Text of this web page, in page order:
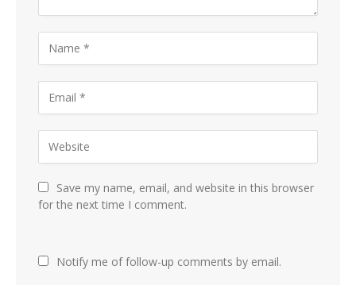
Save my name, email, and website in this browser
for the next time I comment.
Notify me of follow-up comments by email.